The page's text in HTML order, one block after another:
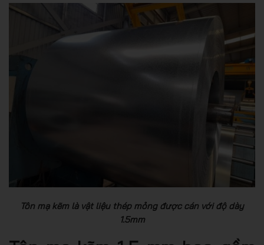
Tôn mạ kẽm là vật liệu thép mỏng được cán với độ dày
1.5mm